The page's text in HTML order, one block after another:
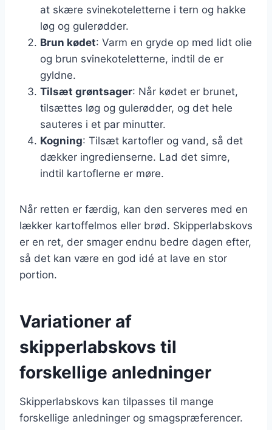
at skære svinekoteletterne i tern og hakke
løg og gulerødder.
Brun kødet: Varm en gryde op med lidt olie
og brun svinekoteletterne, indtil de er
gyldne.
Tilsæt grøntsager: Når kødet er brunet,
tilsættes løg og gulerødder, og det hele
sauteres i et par minutter.
Kogning: Tilsæt kartofler og vand, så det
dækker ingredienserne. Lad det simre,
indtil kartoflerne er møre.
Når retten er færdig, kan den serveres med en
lækker kartoffelmos eller brød. Skipperlabskovs
er en ret, der smager endnu bedre dagen efter,
så det kan være en god idé at lave en stor
portion.
Variationer af
skipperlabskovs til
forskellige anledninger
Skipperlabskovs kan tilpasses til mange
forskellige anledninger og smagspræferencer.